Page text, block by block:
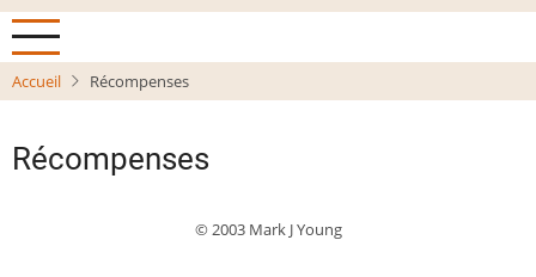
Accueil Récompenses
Récompenses
© 2003 Mark J Young